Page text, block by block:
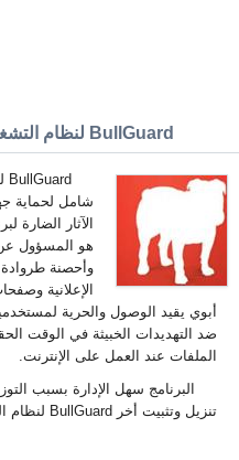
BullGuard لنظام التشغيل Windows 7 32/64 bit
شامل لحماية
الآثار الضارة
هو المسؤول عن
وأحصنة طروادة
الإعلانية
أبوي يقيد الوصول والحرية
ضد التهديدات الخبيثة في الوقت
الملفات عند العمل على الإنترنت.
البرنامج سهل الإدارة بسبب
تنزيل وتثبيت أخر BullGuard لنظام التشغيل Windows 7 العربية.